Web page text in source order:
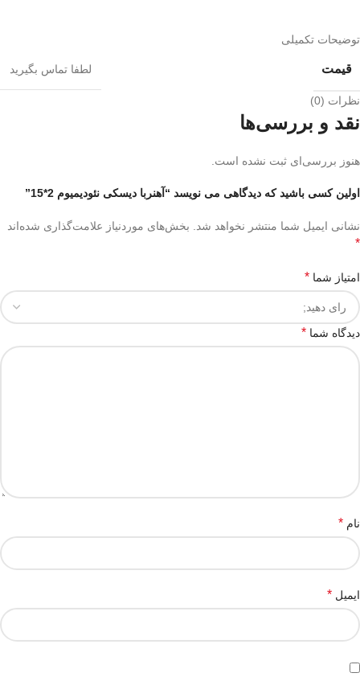
توضیحات تکمیلی
قیمت لطفا تماس بگیرید
نظرات (0)
نقد و بررسی‌ها
هنوز بررسی‌ای ثبت نشده است.
اولین کسی باشید که دیدگاهی می نویسد “آهنربا دیسکی نئودیمیوم 2*15”
نشانی ایمیل شما منتشر نخواهد شد. بخش‌های موردنیاز علامت‌گذاری شده‌اند
*
امتیاز شما *
دیدگاه شما *
نام *
ایمیل *